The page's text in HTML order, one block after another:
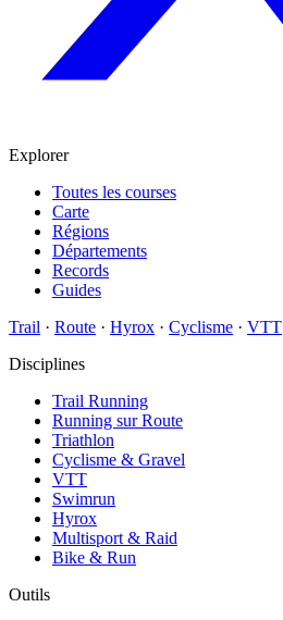
Explorer
Toutes les courses
Carte
Régions
Départements
Records
Guides
Trail · Route · Hyrox · Cyclisme · VTT
Disciplines
Trail Running
Running sur Route
Triathlon
Cyclisme & Gravel
VTT
Swimrun
Hyrox
Multisport & Raid
Bike & Run
Outils